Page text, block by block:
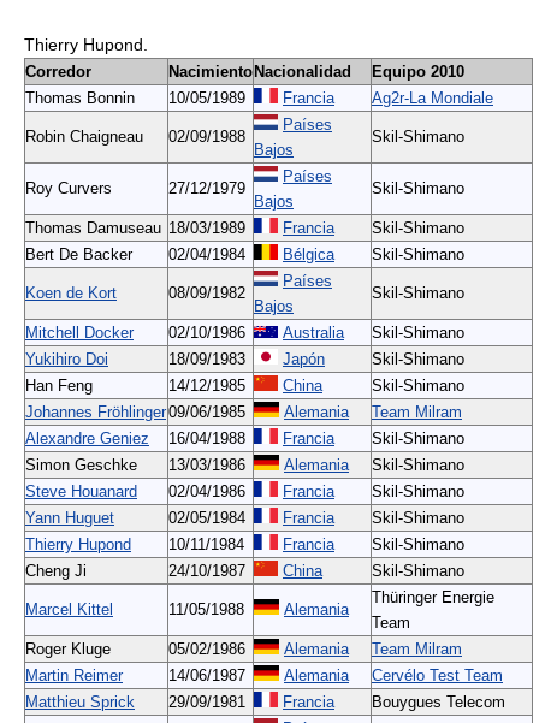
Thierry Hupond.
Corredor Nacimiento Nacionalidad
Equipo 2010
Thomas Bonnin
10/05/1989 Francia Ag2r-La Mondiale
Robin Chaigneau 02/09/1988
Países
Bajos
Skil-Shimano
Roy Curvers 27/12/1979
Países
Bajos
Skil-Shimano
Thomas Damuseau 18/03/1989 Francia
Skil-Shimano
Bert De Backer
02/04/1984 Bélgica Skil-Shimano
Koen de Kort 08/09/1982
Países
Bajos
Skil-Shimano
Mitchell Docker 02/10/1986 Australia
Skil-Shimano
Yukihiro Doi
18/09/1983 Japón
Skil-Shimano
Han Feng
14/12/1985 China
Skil-Shimano
Johannes Fröhlinger09/06/1985 Alemania
Team Milram
Alexandre Geniez
16/04/1988 Francia
Skil-Shimano
Simon Geschke
13/03/1986 Alemania
Skil-Shimano
Steve Houanard
02/04/1986 Francia
Skil-Shimano
Yann Huguet
02/05/1984 Francia
Skil-Shimano
Thierry Hupond
10/11/1984 Francia
Skil-Shimano
Cheng Ji
24/10/1987 China Skil-Shimano
Marcel Kittel 11/05/1988 Alemania
Thüringer Energie
Team
Roger Kluge
05/02/1986 Alemania
Team Milram
Martin Reimer
14/06/1987 Alemania
Cervélo Test Team
Matthieu Sprick
29/09/1981 Francia Bouygues Telecom